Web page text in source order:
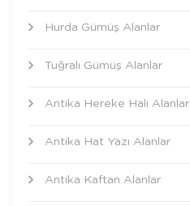
Hurda Gümüş Alanlar
Tuğralı Gümüş Alanlar
Antika Hereke Halı Alanlar
Antika Hat Yazı Alanlar
Antika Kaftan Alanlar